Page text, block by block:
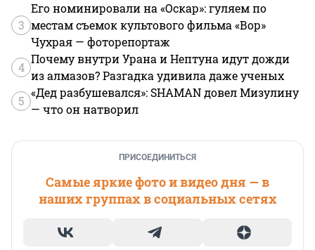
3
Его номинировали на «Оскар»: гуляем по
местам съемок культового фильма «Вор»
Чухрая — фоторепортаж
4
Почему внутри Урана и Нептуна идут дожди
из алмазов? Разгадка удивила даже ученых
5
«Дед разбушевался»: SHAMAN довел Мизулину
— что он натворил
ПРИСОЕДИНИТЬСЯ
Самые яркие фото и видео дня — в
наших группах в социальных сетях